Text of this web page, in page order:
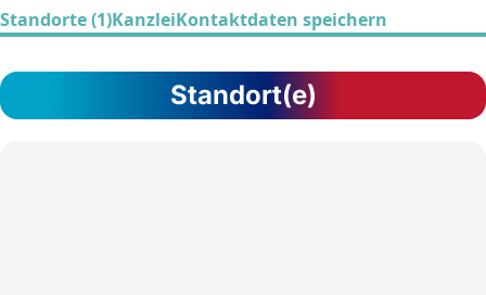
Standorte (1)KanzleiKontaktdaten speichern
Standort(e)